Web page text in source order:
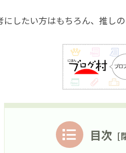
したい方はもちろん、推し
目次